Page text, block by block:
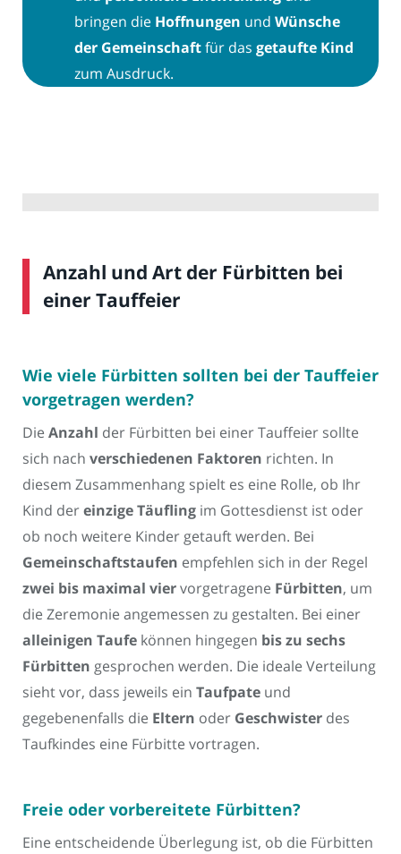
bringen die Hoffnungen und Wünsche
der Gemeinschaftfür das getaufte Kind
zum Ausdruck.
Anzahl und Art der Fürbitten bei
einer Tauffeier
Wie viele Fürbitten sollten bei der Tauffeier
vorgetragen werden?
Die Anzahl der Fürbitten bei einer Tauffeier sollte
sich nach verschiedenen Faktoren richten. In
diesem Zusammenhang spielt es eine Rolle, ob Ihr
Kind dereinzige Täufling im Gottesdienst ist oder
ob noch weitere Kinder getauft werden. Bei
Gemeinschaftstaufen empfehlen sich in der Regel
zwei bis maximal viervorgetragene Fürbitten, um
die Zeremonie angemessen zu gestalten. Bei einer
alleinigen Taufe können hingegen bis zu sechs
Fürbitten gesprochen werden. Die ideale Verteilung
sieht vor, dass jeweils ein Taufpate und
gegebenenfalls die Eltern oder Geschwister des
Taufkindes eine Fürbitte vortragen.
Freie oder vorbereitete Fürbitten?
Eine entscheidende Überlegung ist, ob die Fürbitten